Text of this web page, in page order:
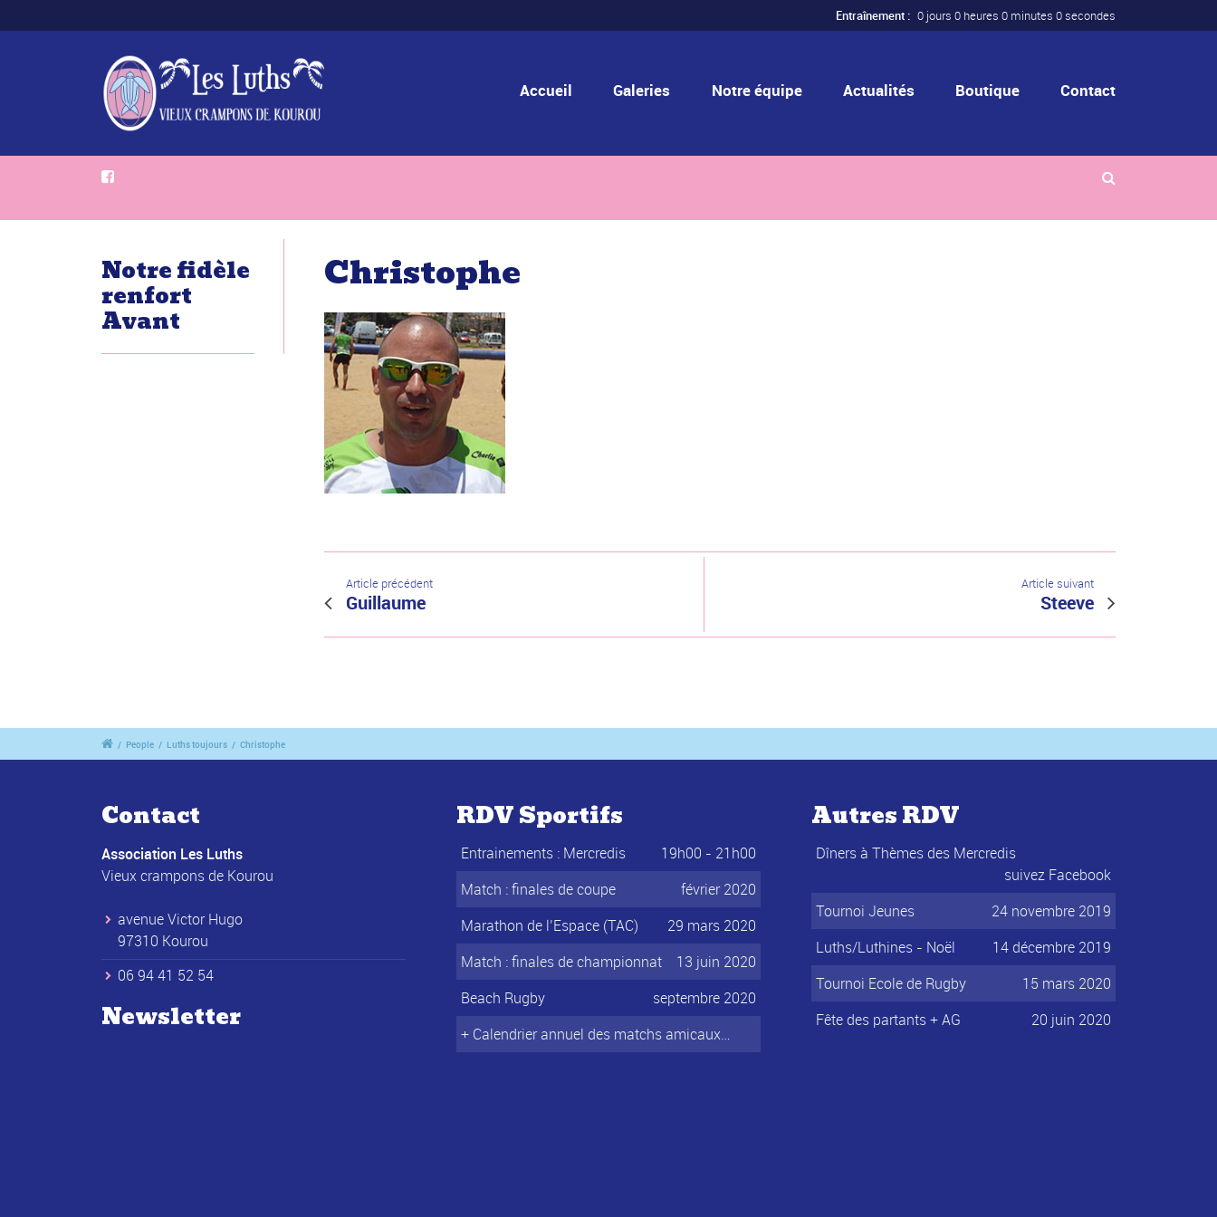
Entraînement : 0 jours 0 heures 0 minutes 0 secondes
Accueil Galeries Notre équipe Actualités Boutique Contact
Notre fidèle
renfort
Avant
Christophe
Article précédent
Guillaume
Article suivant
Steeve
/ People / Luths toujours / Christophe
Contact
Association Les Luths
Vieux crampons de Kourou
avenue Victor Hugo
97310 Kourou
06 94 41 52 54
Newsletter
RDV Sportifs
Entrainements : Mercredis
19h00 - 21h00
Match : finales de coupe
février 2020
Marathon de l’Espace (TAC)
29 mars 2020
Match : finales de championnat
13 juin 2020
Beach Rugby
septembre 2020
+ Calendrier annuel des matchs amicaux…
Autres RDV
Dîners à Thèmes des Mercredis
suivez Facebook
Tournoi Jeunes
24 novembre 2019
Luths/Luthines - Noël
14 décembre 2019
Tournoi Ecole de Rugby
15 mars 2020
Fête des partants + AG
20 juin 2020